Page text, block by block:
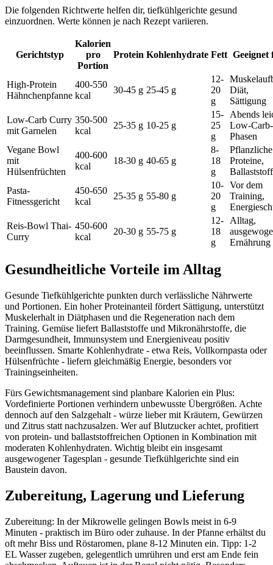
Die folgenden Richtwerte helfen dir, tiefkühlgerichte gesund
einzuordnen. Werte können je nach Rezept variieren.
Gerichtstyp
Kalorien
pro
Portion
Protein Kohlenhydrate Fett Geeignet
High-Protein
Hähnchenpfanne
400-550
kcal
30-45 g 25-45 g
12-
20
g
Diät,
Sättigung
Low-Carb Curry
mit Garnelen
350-500
kcal
25-35 g 10-25 g
15-
25
g
Abends
Low-Carb-
Phasen
Vegane Bowl
mit
Hülsenfrüchten
400-600
kcal
18-30 g 40-65 g
8-
18
g
Pflanzliche
Proteine,
Pasta-
Fitnessgericht
450-650
kcal
25-35 g 55-80 g
10-
20
g
Vor dem
Training,
Reis-Bowl Thai-
Curry
450-600
kcal
20-30 g 55-75 g
12-
18
g
Alltag,
Ernährung
Gesundheitliche Vorteile im Alltag
Gesunde Tiefkühlgerichte punkten durch verlässliche Nährwerte
und Portionen. Ein hoher Proteinanteil fördert Sättigung, unterstützt
Muskelerhalt in Diätphasen und die Regeneration nach dem
Training. Gemüse liefert Ballaststoffe und Mikronährstoffe, die
Darmgesundheit, Immunsystem und Energieniveau positiv
beeinflussen. Smarte Kohlenhydrate - etwa Reis, Vollkornpasta oder
Hülsenfrüchte - liefern gleichmäßig Energie, besonders vor
Trainingseinheiten.
Fürs Gewichtsmanagement sind planbare Kalorien ein Plus:
Vordefinierte Portionen verhindern unbewusste Übergrößen. Achte
dennoch auf den Salzgehalt - würze lieber mit Kräutern, Gewürzen
und Zitrus statt nachzusalzen. Wer auf Blutzucker achtet, profitiert
von protein- und ballaststoffreichen Optionen in Kombination mit
moderaten Kohlenhydraten. Wichtig bleibt ein insgesamt
ausgewogener Tagesplan - gesunde Tiefkühlgerichte sind ein
Baustein davon.
Zubereitung, Lagerung und Lieferung
Zubereitung: In der Mikrowelle gelingen Bowls meist in 6-9
Minuten - praktisch im Büro oder zuhause. In der Pfanne erhältst du
oft mehr Biss und Röstaromen, plane 8-12 Minuten ein. Tipp: 1-2
EL Wasser zugeben, gelegentlich umrühren und erst am Ende fein